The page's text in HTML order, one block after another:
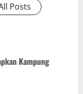
Posts
Kampung